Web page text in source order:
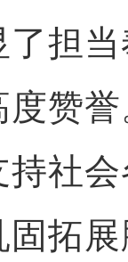
担
赞
持社
拓